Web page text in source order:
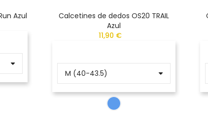
Azul
Calcetines de dedos OS20 TRAIL
Azul
11,90 €